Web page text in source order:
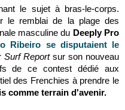
le sujet à bras-le-corps.
le remblai de la plage des
masculine du Deeply Pro
Ribeiro se disputaient le
Surf Report sur son nouveau
de ce contest dédié aux
des Frenchies à prendre le
comme terrain d'avenir.